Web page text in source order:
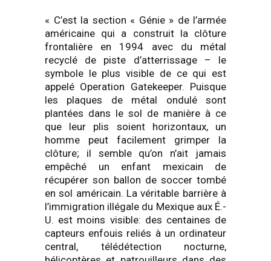
« C’est la section « Génie » de l’armée
américaine qui a construit la clôture
frontalière en 1994 avec du métal
recyclé de piste d’atterrissage – le
symbole le plus visible de ce qui est
appelé Operation Gatekeeper. Puisque
les plaques de métal ondulé sont
plantées dans le sol de manière à ce
que leur plis soient horizontaux, un
homme peut facilement grimper la
clôture; il semble qu’on n’ait jamais
empêché un enfant mexicain de
récupérer son ballon de soccer tombé
en sol américain. La véritable barrière à
l’immigration illégale du Mexique aux É.-
U. est moins visible: des centaines de
capteurs enfouis reliés à un ordinateur
central, télédétection nocturne,